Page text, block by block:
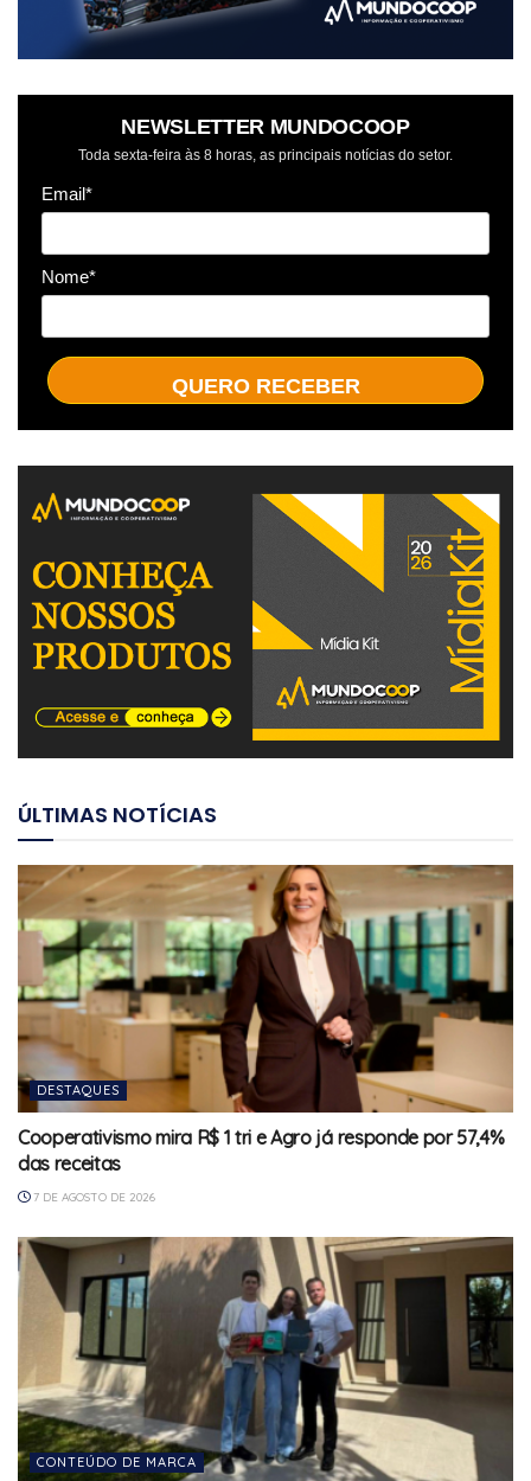
NEWSLETTER MUNDOCOOP
Toda sexta-feira às 8 horas, as principais notícias do setor.
Email*
Nome*
QUERO RECEBER
ÚLTIMAS NOTÍCIAS
DESTAQUES
Cooperativismo mira R$ 1 tri e Agro já responde por 57,4%
das receitas
7 DE AGOSTO DE 2026
CONTEÚDO DE MARCA